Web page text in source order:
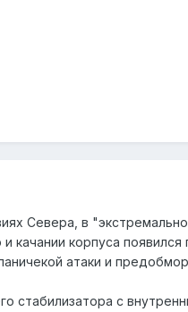
Севера, в
корпуса появился
атаки и
стабилизатора с